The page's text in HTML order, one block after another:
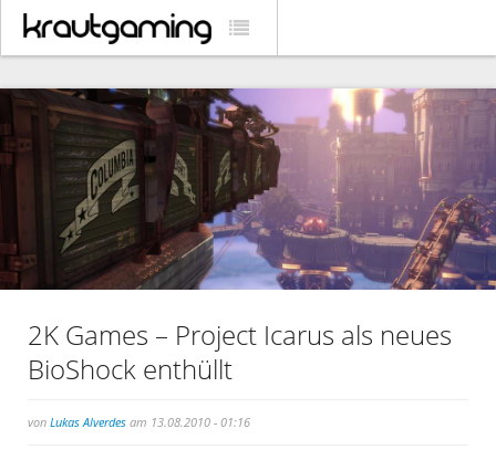
2K Games – Project Icarus als neues
BioShock enthüllt
von Lukas Alverdes am 13.08.2010 - 01:16